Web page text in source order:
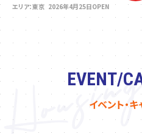
エリア：東京 2026年4月25日OPEN
EVENT/
イベント・